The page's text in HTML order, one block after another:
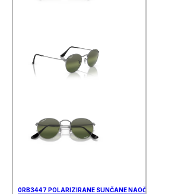
0RB3447 POLARIZIRANE SUNČANE NAOČALE RAY BAN